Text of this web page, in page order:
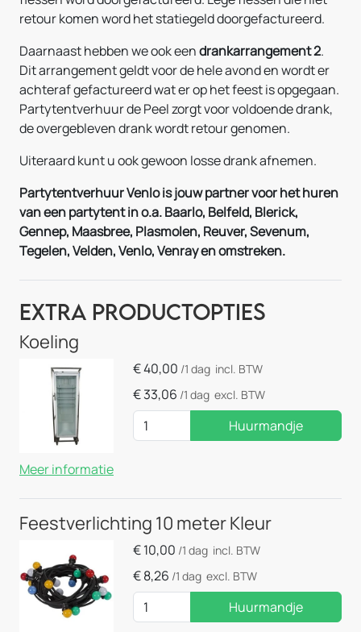
retour komen word het statiegeld doorgefactureerd.
Daarnaast hebben we ook eendrankarrangement 2.
Dit arrangement geldt voor de hele avond en wordt er
achteraf gefactureerd wat er op het feest is opgegaan.
Partytentverhuur de Peel zorgt voor voldoende drank,
de overgebleven drank wordt retour genomen.
Uiteraard kunt u ook gewoon losse drank afnemen.
Partytentverhuur Venlo is jouw partner voor het huren
van een partytent in o.a. Baarlo, Belfeld, Blerick,
Gennep, Maasbree, Plasmolen, Reuver, Sevenum,
Tegelen, Velden, Venlo, Venray en omstreken.
Extra Productopties
Koeling
€40,00 /1 dag incl. BTW
€33,06 /1 dag excl. BTW
Huurmandje
Meer informatie
Feestverlichting 10 meter Kleur
€10,00 /1 dag incl. BTW
€8,26 /1 dag excl. BTW
Huurmandje